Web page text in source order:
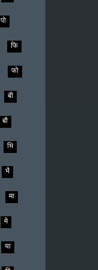
पो
फि
फो
बी
बौ
भि
भै
मा
मे
या